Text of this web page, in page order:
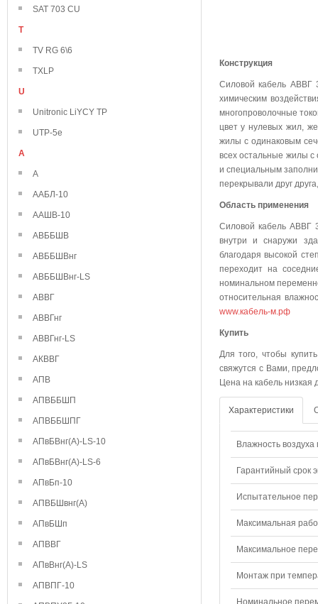
SAT 703 CU
T
TV RG 6\6
TXLP
U
Unitronic LiYCY TP
UTP-5e
А
А
ААБЛ-10
ААШВ-10
АВББШВ
АВББШВнг
АВББШВнг-LS
АВВГ
АВВГнг
АВВГнг-LS
АКВВГ
АПВ
АПВББШП
АПВББШПГ
АПвБВнг(А)-LS-10
АПвБВнг(А)-LS-6
АПвБп-10
АПВБШвнг(А)
АПвБШп
АПВВГ
АПвВнг(А)-LS
АПВПГ-10
Конструкция
Силовой кабель АВВГ
химическим
многопроволочные
цвет у нулевых жил,
жилы с одинаковым
всех остальные жилы с
и специальным
перекрывали друг
Область применения
Силовой кабель АВВГ
внутри и снаружи
благодаря высокой
переходит на
номинальном
относительная
www.кабель-м.рф
Для того, чтобы
свяжутся с Вами,
Цена на кабель низкая
Характеристики
Влажность воздуха
Гарантийный срок
Испытательное
Максимальная
Максимальное
Монтаж при
Номинальное